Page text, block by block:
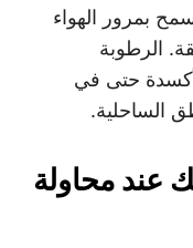
بمرور الهواء
الرطوبة
حتى في
الساحلية.
عند محاولة